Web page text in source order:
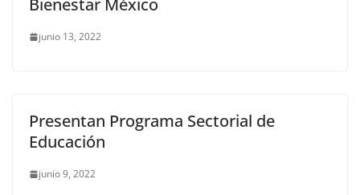
Bienestar México
junio 13, 2022
Presentan Programa Sectorial de
Educación
junio 9, 2022